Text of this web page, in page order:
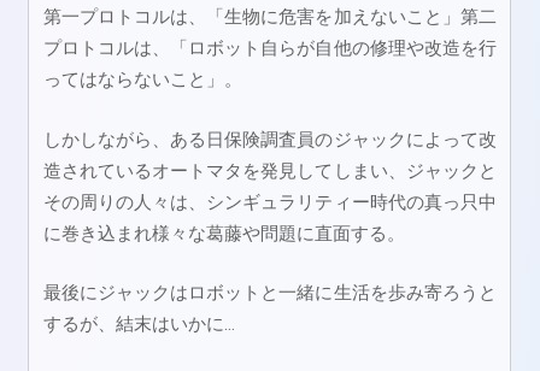
第一プロトコルは、「生物に危害を加えないこと」第二
プロトコルは、「ロボット自らが自他の修理や改造を行
ってはならないこと」。
しかしながら、ある日保険調査員のジャックによって改
造されているオートマタを発見してしまい、ジャックと
その周りの人々は、シンギュラリティー時代の真っ只中
に巻き込まれ様々な葛藤や問題に直面する。
最後にジャックはロボットと一緒に生活を歩み寄ろうと
するが、結末はいかに…